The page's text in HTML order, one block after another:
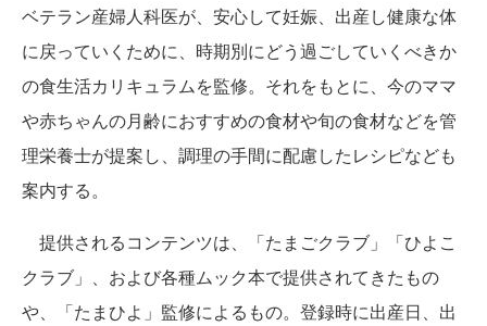
ベテラン産婦人科医が、安心して妊娠、出産し健康な体
に戻っていくために、時期別にどう過ごしていくべきか
の食生活カリキュラムを監修。それをもとに、今のママ
や赤ちゃんの月齢におすすめの食材や旬の食材などを管
理栄養士が提案し、調理の手間に配慮したレシピなども
案内する。
提供されるコンテンツは、「たまごクラブ」「ひよこ
クラブ」、および各種ムック本で提供されてきたもの
や、「たまひよ」監修によるもの。登録時に出産日、出